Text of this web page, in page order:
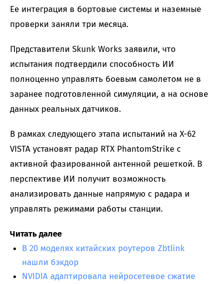
Ее интеграция в бортовые системы и наземные
проверки заняли три месяца.
Представители Skunk Works заявили, что
испытания подтвердили способность ИИ
полноценно управлять боевым самолетом не в
заранее подготовленной симуляции, а на основе
данных реальных датчиков.
В рамках следующего этапа испытаний на X-62
VISTA установят радар RTX PhantomStrike с
активной фазированной антенной решеткой. В
перспективе ИИ получит возможность
анализировать данные напрямую с радара и
управлять режимами работы станции.
Читать далее
В 20 моделях китайских роутеров Zbtlink
нашли бэкдор
NVIDIA адаптировала нейросетевое сжатие